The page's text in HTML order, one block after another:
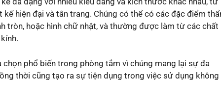
hiện đại và tân trang. Chúng có thể có các đặc điểm
tròn, hoặc hình chữ nhật, và thường được làm từ các chất
phổ biến trong phòng tắm vì chúng mang lại sự đa
thời cũng tạo ra sự tiện dụng trong việc sử dụng không